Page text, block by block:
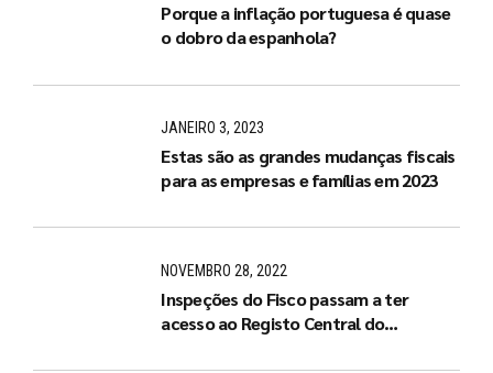
Porque a inflação portuguesa é quase
o dobro da espanhola?
JANEIRO 3, 2023
Estas são as grandes mudanças fiscais
para as empresas e famílias em 2023
NOVEMBRO 28, 2022
Inspeções do Fisco passam a ter
acesso ao Registo Central do